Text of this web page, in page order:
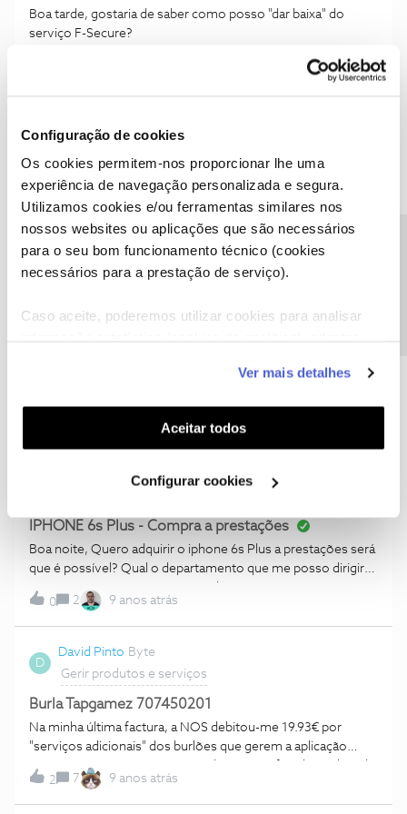
Configuração de cookies
Os cookies permitem-nos proporcionar lhe uma
experiência de navegação personalizada e segura.
Utilizamos cookies e/ou ferramentas similares nos
nossos websites ou aplicações que são necessários
para o seu bom funcionamento técnico (cookies
necessários para a prestação de serviço).
Caso aceite, poderemos utilizar cookies para analisar
funcionalidades (cookies de personalização e
funcionalidade) e adaptar anúncios aos seus interesses
(cookies de publicidade personalizada). Pode gerir a
utilização dos cookies clicando em "Configurar
Ver mais detalhes
Aceitar todos
Configurar cookies
Boa tarde, gostaria de saber como posso "dar baixa" do
serviço F-Secure?
Gerir produtos e serviços
Como cancelar o Seletra - Play5?
Boa tarde, Todos os meses tenho de pagar 0,32€ semanais
por um serviço intitulado Seletra - Play5. Como posso fazer
para cancelar este serviço? Obrigado.
0
9 anos atrás
Gerir produtos e serviços
TENHO ATIVO O PACOTE NOS 4, COM TRÊS TELEMÓVEIS
UNICAMENTE O PACOTE TV+NET+VOZ. GOSTAVA DE
SABER SE É POSSIVEL? DEVIDO Á POUCA UTILIZAÇÃO
DOS TELEMÓVEIS PRETENDO ESSA ALTERAÇÃO.
9 anos atrás
Bit
IPHONE 6s Plus - Compra a prestações
Boa noite, Quero adquirir o iphone 6s Plus a prestações será
que é possível? Qual o departamento que me posso dirigir
Tiago Lima
0 2 9 anos atrás
D
David Pinto Byte
Gerir produtos e serviços
Burla Tapgamez 707450201
Na minha última factura, a NOS debitou-me 19.93€ por
"serviços adicionais" dos burlões que gerem a aplicação
Tapgamez 707450201. Nunca aderi, é uma fraude conhecida
e a Nós não deveria de pactuar e lesar os seus clientes.
Qualquer suspeita sobre um novo serviço associado à nossa
2 7 9 anos atrás